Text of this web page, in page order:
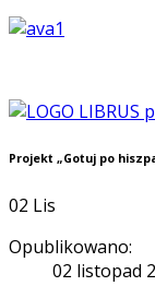
Projekt „Gotuj po
02 Lis
Opublikowano:
02 listopad